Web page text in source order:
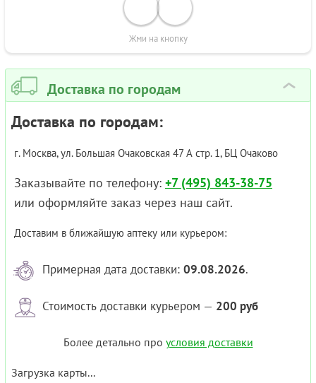
Жми на кнопку
Доставка по городам ›
Доставка по городам:
г. Москва, ул. Большая Очаковская 47 А стр. 1, БЦ Очаково
Заказывайте по телефону: +7 (495) 843-38-75
или оформляйте заказ через наш сайт.
Доставим в ближайшую аптеку или курьером:
Примерная дата доставки: 09.08.2026.
Стоимость доставки курьером — 200 руб
Более детально про условия доставки
Загрузка карты...